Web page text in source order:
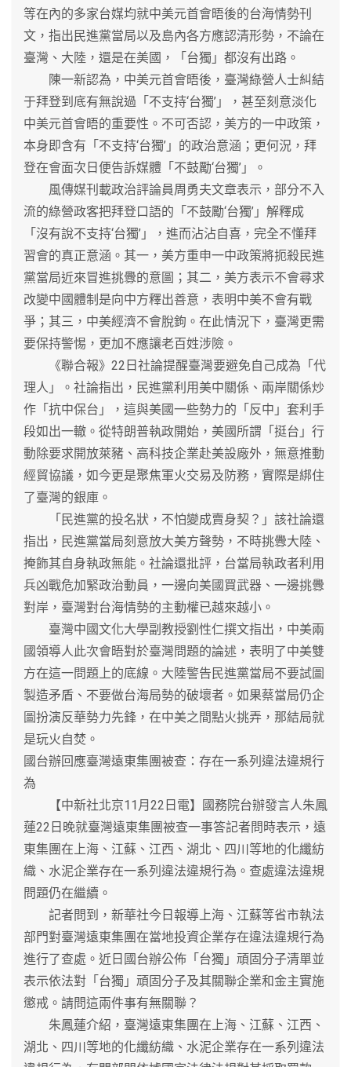
等在內的多家台媒均就中美元首會晤後的台海情勢刊
文，指出民進黨當局以及島內各方應認清形勢，不論在
臺灣、大陸，還是在美國，「台獨」都沒有出路。
陳一新認為，中美元首會晤後，臺灣綠營人士糾結
于拜登到底有無說過「不支持‘台獨’」，甚至刻意淡化
中美元首會晤的重要性。不可否認，美方的一中政策，
本身即含有「不支持‘台獨’」的政治意涵；更何況，拜
登在會面次日便告訴媒體「不鼓勵‘台獨’」。
風傳媒刊載政治評論員周勇夫文章表示，部分不入
流的綠營政客把拜登口語的「不鼓勵‘台獨’」解釋成
「沒有說不支持‘台獨’」，進而沾沾自喜，完全不懂拜
習會的真正意涵。其一，美方重申一中政策將扼殺民進
黨當局近來冒進挑釁的意圖；其二，美方表示不會尋求
改變中國體制是向中方釋出善意，表明中美不會有戰
爭；其三，中美經濟不會脫鉤。在此情況下，臺灣更需
要保持警惕，更加不應讓老百姓涉險。
《聯合報》22日社論提醒臺灣要避免自己成為「代
理人」。社論指出，民進黨利用美中關係、兩岸關係炒
作「抗中保台」，這與美國一些勢力的「反中」套利手
段如出一轍。從特朗普執政開始，美國所謂「挺台」行
動除要求開放萊豬、高科技企業赴美設廠外，無意推動
經貿協議，如今更是聚焦軍火交易及防務，實際是綁住
了臺灣的銀庫。
「民進黨的投名狀，不怕變成賣身契？」該社論還
指出，民進黨當局刻意放大美方聲勢，不時挑釁大陸、
掩飾其自身執政無能。社論還批評，台當局執政者利用
兵凶戰危加緊政治動員，一邊向美國買武器、一邊挑釁
對岸，臺灣對台海情勢的主動權已越來越小。
臺灣中國文化大學副教授劉性仁撰文指出，中美兩
國領導人此次會晤對於臺灣問題的論述，表明了中美雙
方在這一問題上的底線。大陸警告民進黨當局不要試圖
製造矛盾、不要做台海局勢的破壞者。如果蔡當局仍企
圖扮演反華勢力先鋒，在中美之間點火挑弄，那結局就
是玩火自焚。
國台辦回應臺灣遠東集團被查：存在一系列違法違規行
為
【中新社北京11月22日電】國務院台辦發言人朱鳳
蓮22日晚就臺灣遠東集團被查一事答記者問時表示，遠
東集團在上海、江蘇、江西、湖北、四川等地的化纖紡
織、水泥企業存在一系列違法違規行為。查處違法違規
問題仍在繼續。
記者問到，新華社今日報導上海、江蘇等省市執法
部門對臺灣遠東集團在當地投資企業存在違法違規行為
進行了查處。近日國台辦公佈「台獨」頑固分子清單並
表示依法對「台獨」頑固分子及其關聯企業和金主實施
懲戒。請問這兩件事有無關聯？
朱鳳蓮介紹，臺灣遠東集團在上海、江蘇、江西、
湖北、四川等地的化纖紡織、水泥企業存在一系列違法